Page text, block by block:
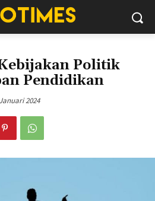
Politik
Pendidikan
2024